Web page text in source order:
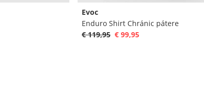
Evoc
Enduro Shirt Chránic pátere
€ 119,95 € 99,95